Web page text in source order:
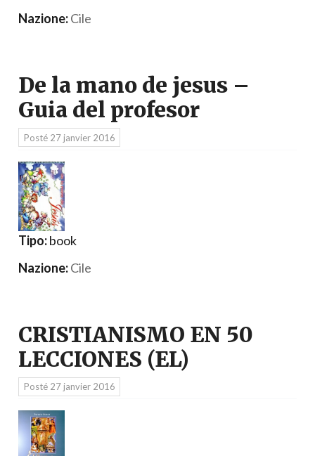
Nazione:Cile
De la mano de jesus –
Guia del profesor
Posté 27 janvier 2016
Tipo:book
Nazione:Cile
CRISTIANISMO EN 50
LECCIONES (EL)
Posté 27 janvier 2016